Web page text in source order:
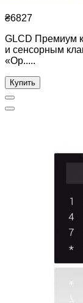
₴6827
GLCD Премиум
и сенсорным
«Ор.....
Купить